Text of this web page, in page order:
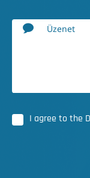
Üzenet
I agree to the